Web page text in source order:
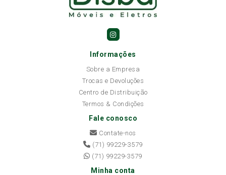
Informações
Sobre a Empresa
Trocas e Devoluções
Centro de Distribuição
Termos & Condições
Fale conosco
Contate-nos
(71) 99229-3579
(71) 99229-3579
Minha conta